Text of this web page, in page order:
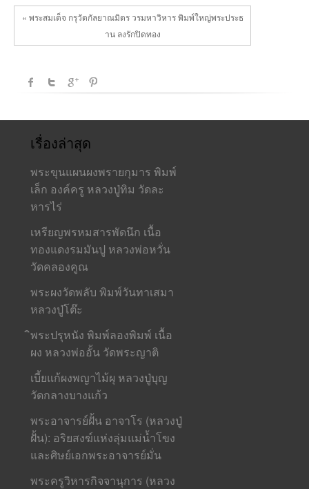
« พระสมเด็จ กรุวัดกัลยาณมิตร วรมหาวิหาร พิมพ์ใหญ่พระประธ
าน ลงรักปิดทอง
เรื่องล่าสุด
พระขุนแผนผงพรายกุมาร พิมพ์
เล็ก องค์ครู หลวงปู่ทิม วัดละ
หารไร่
เหรียญพรหมสารพัดนึก เนื้อ
ทองแดงรมมันปู หลวงพ่อหวั่น
วัดคลองคูณ
พระผงวัดพลับ พิมพ์วันทาเสมา
หลวงปู่โต๊ะ
ิพระปรุหนัง พิมพ์ลองพิมพ์ เนื้อ
ผง หลวงพ่ออั้น วัดพระญาติ
เบี้ยแก้ผงพญาไม้ผุ หลวงปู่บุญ
วัดกลางบางแก้ว
พระอาจารย์ฝั้น อาจาโร (หลวงปู่
ฝั้น): อริยสงฆ์แห่งลุ่มแม่น้ำโขง
และศิษย์เอกพระอาจารย์มั่น
พระครูวิหารกิจจานุการ (หลวง